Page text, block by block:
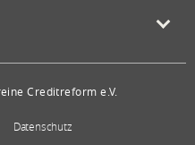
Creditreform e.V.
Datenschutz